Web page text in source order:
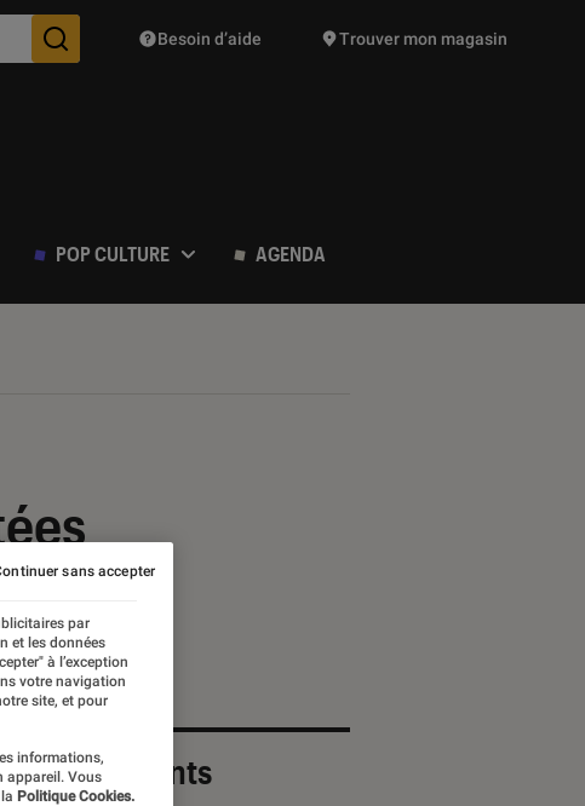
Des suggestions de produits vont vous être proposées
Besoin d’aide Trouver mon magasin
POP CULTURE AGENDA
plus récents
par
et les données
à l’exception
votre navigation
site, et pour
informations,
appareil. Vous
Politique Cookies.
sans accepter